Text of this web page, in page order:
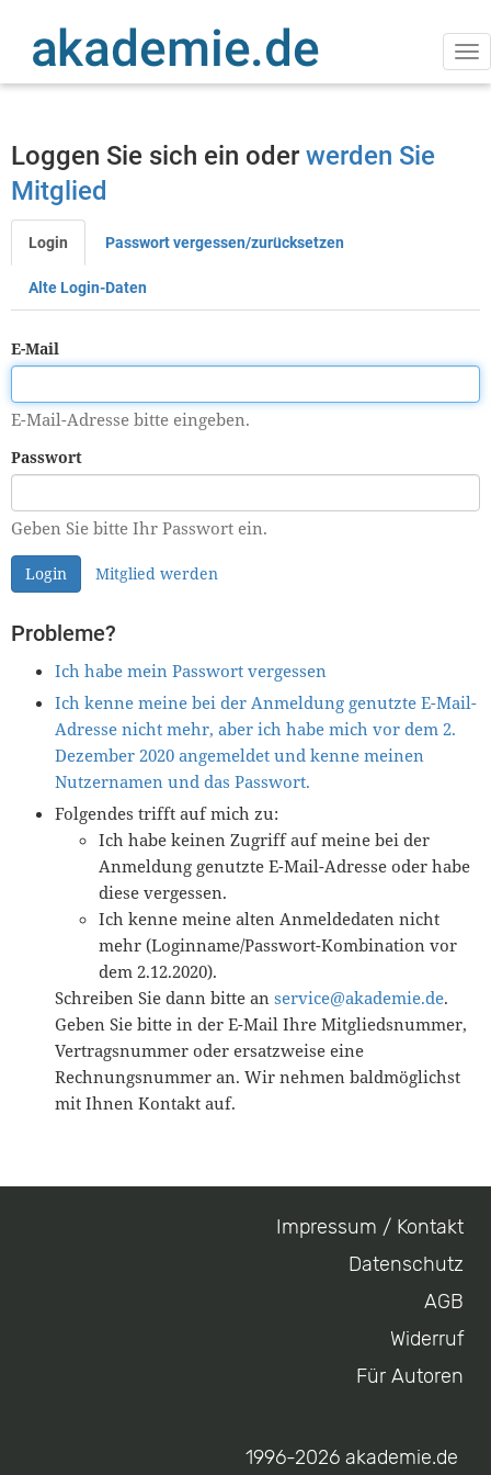
Inhalt
Loggen Sie sich ein oder werden Sie
Mitglied
Primäre
Reiter
Login Passwort vergessen/zurücksetzen
Alte Login-Daten
E-Mail
E-Mail-Adresse bitte eingeben.
Passwort
Geben Sie bitte Ihr Passwort ein.
Login Mitglied werden
Probleme?
Ich habe mein Passwort vergessen
Ich kenne meine bei der Anmeldung genutzte E-Mail-
Adresse nicht mehr, aber ich habe mich vor dem 2.
Dezember 2020 angemeldet und kenne meinen
Nutzernamen und das Passwort.
Folgendes trifft auf mich zu:
Ich habe keinen Zugriff auf meine bei der
Anmeldung genutzte E-Mail-Adresse oder habe
diese vergessen.
Ich kenne meine alten Anmeldedaten nicht
mehr (Loginname/Passwort-Kombination vor
dem 2.12.2020).
Schreiben Sie dann bitte an service@akademie.de.
Geben Sie bitte in der E-Mail Ihre Mitgliedsnummer,
Vertragsnummer oder ersatzweise eine
Rechnungsnummer an. Wir nehmen baldmöglichst
mit Ihnen Kontakt auf.
Impressum / Kontakt
Datenschutz
AGB
Widerruf
Für Autoren
1996-2026 akademie.de